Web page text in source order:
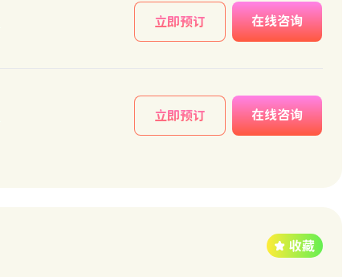
立即预订 在线咨询
立即预订 在线咨询